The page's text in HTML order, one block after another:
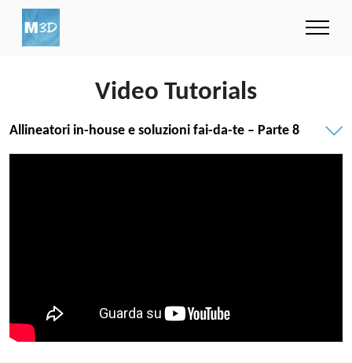
Video Tutorials
Allineatori in-house e soluzioni fai-da-te – Parte 8